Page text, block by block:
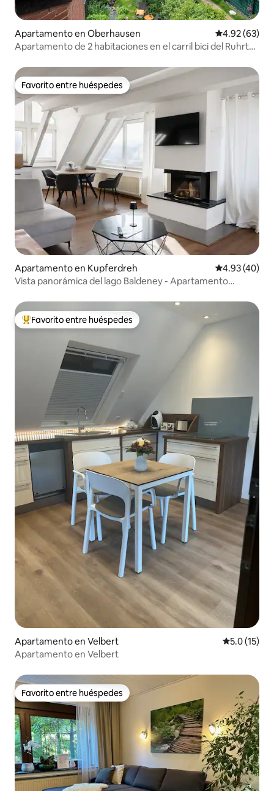
Apartamento en Oberhausen Calificación
4.92 (63)
Apartamento de 2 habitaciones en el carril bici del Ruhrtal
Favorito entre huéspedes
Favorito entre huéspedes
Apartamento en Kupferdreh Calificación
4.93 (40)
Vista panorámica del lago Baldeney - Apartamento
Favorito entre huéspedes preferido
Favorito entre huéspedes
Apartamento en Velbert Calificación
5.0 (15)
Apartamento en Velbert
Favorito entre huéspedes
Favorito entre huéspedes